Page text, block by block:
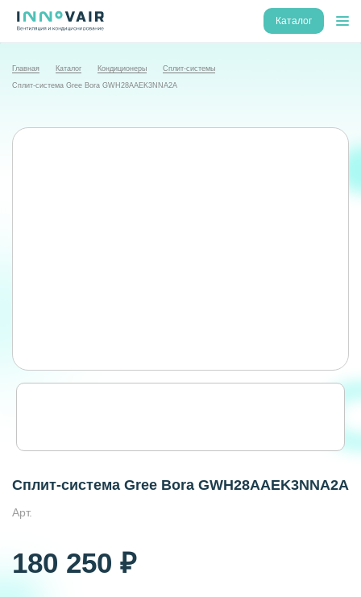
Каталог
Главная Каталог Кондиционеры Сплит-системы
Сплит-система Gree Bora GWH28AAEK3NNA2A
Сплит-система Gree Bora GWH28AAEK3NNA2A
Арт.
180 250 ₽